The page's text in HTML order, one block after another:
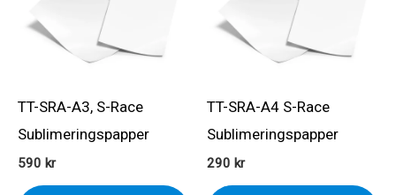
TT-SRA-A3, S-Race
Sublimeringspapper
590 kr
TT-SRA-A4 S-Race
Sublimeringspapper
290 kr